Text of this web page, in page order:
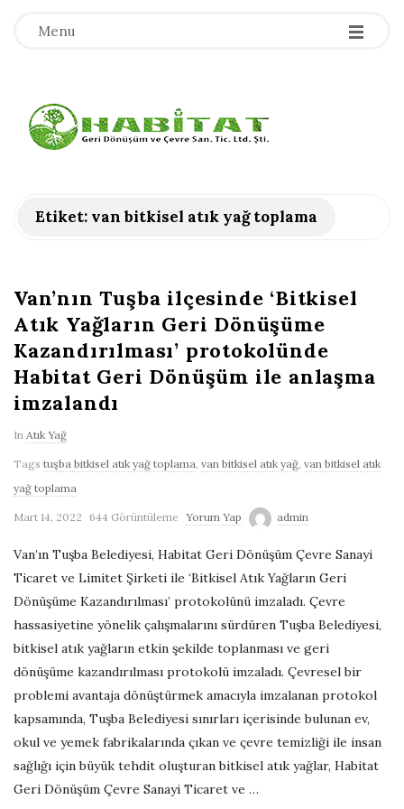
Menu -
-
-
H
t
a
t
G
e
r
i
D
ö
n
ü
ş
Etiket: van bitkisel atık yağ toplama
Van’nın Tuşba ilçesinde ‘Bitkisel
Atık Yağların Geri Dönüşüme
Kazandırılması’ protokolünde
Habitat Geri Dönüşüm ile anlaşma
imzalandı
In Atık Yağ
Tags tuşba bitkisel atık yağ toplama, van bitkisel atık yağ, van bitkisel atık
yağ toplama
Mart 14, 2022 644 Görüntüleme Yorum Yap admin
Van’ın Tuşba Belediyesi, Habitat Geri Dönüşüm Çevre Sanayi
Ticaret ve Limitet Şirketi ile ‘Bitkisel Atık Yağların Geri
Dönüşüme Kazandırılması’ protokolünü imzaladı. Çevre
hassasiyetine yönelik çalışmalarını sürdüren Tuşba Belediyesi,
bitkisel atık yağların etkin şekilde toplanması ve geri
dönüşüme kazandırılması protokolü imzaladı. Çevresel bir
problemi avantaja dönüştürmek amacıyla imzalanan protokol
kapsamında, Tuşba Belediyesi sınırları içerisinde bulunan ev,
okul ve yemek fabrikalarında çıkan ve çevre temizliği ile insan
sağlığı için büyük tehdit oluşturan bitkisel atık yağlar, Habitat
Geri Dönüşüm Çevre Sanayi Ticaret ve …